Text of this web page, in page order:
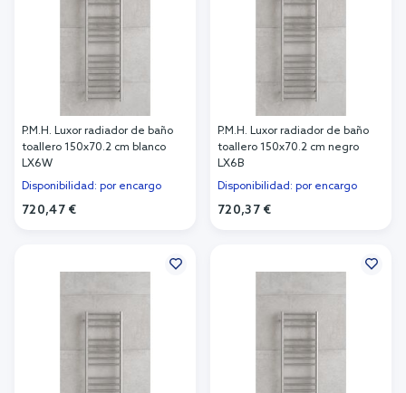
P.M.H. Luxor radiador de baño
toallero 150x70.2 cm blanco
LX6W
Disponibilidad: por encargo
720,47 €
P.M.H. Luxor radiador de baño
toallero 150x70.2 cm negro
LX6B
Disponibilidad: por encargo
720,37 €